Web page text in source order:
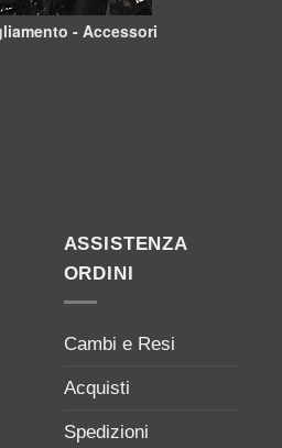
- Accessori
ASSISTENZA
ORDINI
Cambi e Resi
Acquisti
Spedizioni